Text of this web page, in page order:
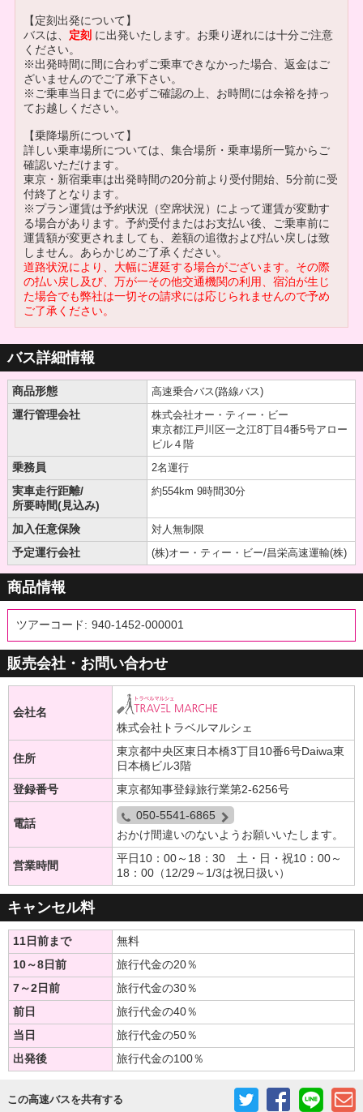
【定刻出発について】
バスは、 定刻 に出発いたします。お乗り遅れには十分ご注意
ください。
※出発時間に間に合わずご乗車できなかった場合、返金はご
ざいませんのでご了承下さい。
※ご乗車当日までに必ずご確認の上、お時間には余裕を持っ
てお越しください。
【乗降場所について】
詳しい乗車場所については、 集合場所・乗車場所一覧からご
確認いただけます。
東京・新宿乗車は出発時間の20分前より受付開始、5分前に受
付終了となります。
※プラン運賃は予約状況（空席状況）によって運賃が変動す
る場合があります。予約受付またはお支払い後、ご乗車前に
運賃額が変更されましても、差額の追徴および払い戻しは致
しません。あらかじめご了承ください。
道路状況により、大幅に遅延する場合がございます。その際
の払い戻し及び、万が一その他交通機関の利用、宿泊が生じ
た場合でも弊社は一切その請求には応じられませんので予め
ご了承ください。
バス詳細情報
商品形態 高速乗合バス(路線バス)
運行管理会社
株式会社オー・ティー・ビー
東京都江戸川区一之江8丁目4番5号アロー
ビル４階
乗務員 2名運行
実車走行距離/
所要時間(見込み)
約554km 9時間30分
加入任意保険 対人無制限
予定運行会社 (株)オー・ティー・ビー/昌栄高速運輸(株)
商品情報
ツアーコード: 940-1452-000001
販売会社・お問い合わせ
会社名
株式会社トラベルマルシェ
住所
東京都中央区東日本橋3丁目10番6号Daiwa東
日本橋ビル3階
登録番号
東京都知事登録旅行業第2-6256号
電話
050-5541-6865
おかけ間違いのないようお願いいたします。
営業時間
平日10：00～18：30 土・日・祝10：00～
18：00（12/29～1/3は祝日扱い）
キャンセル料
11日前まで
無料
10～8日前
旅行代金の20％
7～2日前
旅行代金の30％
前日
旅行代金の40％
当日
旅行代金の50％
出発後
旅行代金の100％
この高速バスを共有する